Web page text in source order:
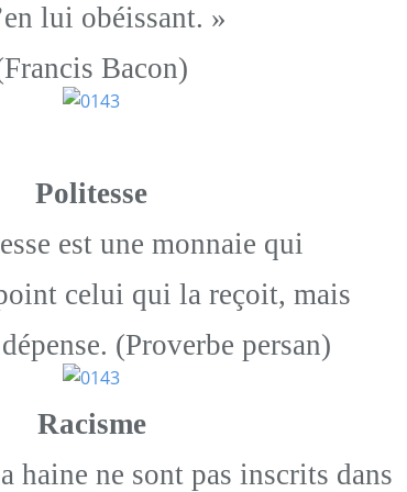
lui obéissant. »
Bacon)
Politesse
est une monnaie qui
celui qui la reçoit, mais
(Proverbe persan)
Racisme
haine ne sont pas inscrits dans